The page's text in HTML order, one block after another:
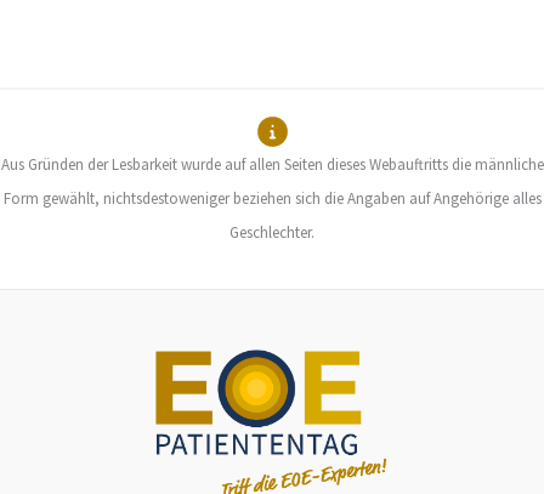
Aus Gründen der Lesbarkeit wurde auf allen Seiten dieses Webauftritts die männliche
Form gewählt, nichtsdestoweniger beziehen sich die Angaben auf Angehörige alles
Geschlechter.